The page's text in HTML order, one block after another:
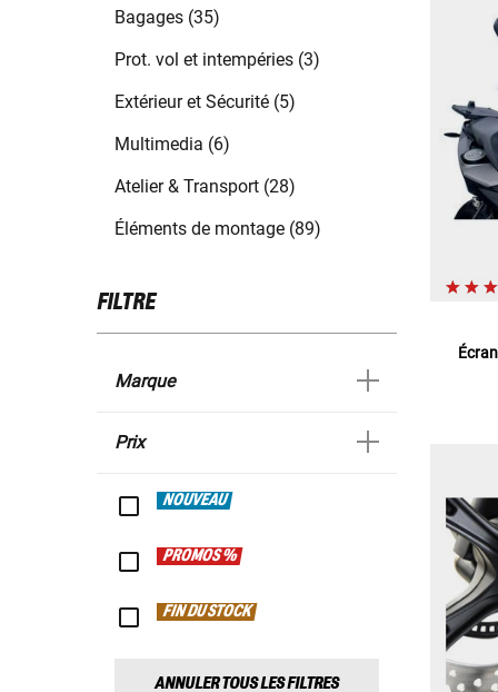
Bagages (35)
Prot. vol et intempéries (3)
Extérieur et Sécurité (5)
Multimedia (6)
Atelier & Transport (28)
Éléments de montage (89)
FILTRE
Marque
Prix
NOUVEAU
PROMOS %
FIN DU STOCK
ANNULER TOUS LES FILTRES